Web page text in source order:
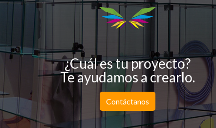
¿Cuál es tu proyecto?
Te ayudamos a crearlo.
Contáctanos